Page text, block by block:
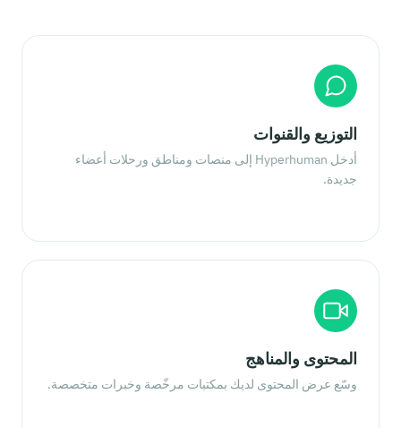
التوزيع والقنوات
أدخل Hyperhuman إلى منصات ومناطق ورحلات أعضاء
جديدة.
المحتوى والمناهج
وسّع عرض المحتوى لديك بمكتبات مرخّصة وخبرات متخصصة.